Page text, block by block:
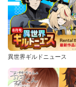
異世界ギルドニュース